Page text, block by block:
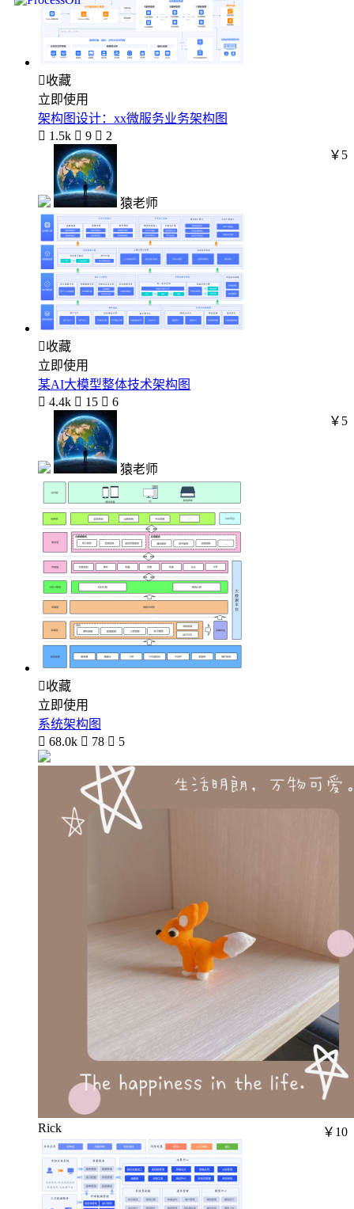
收藏
立即使用
架构图设计：xx微服务业务架构图
 1.5k  9  2
猿老师
￥5
收藏
立即使用
某AI大模型整体技术架构图
 4.4k  15  6
猿老师
￥5
收藏
立即使用
系统架构图
 68.0k  78  5
Rick ￥10